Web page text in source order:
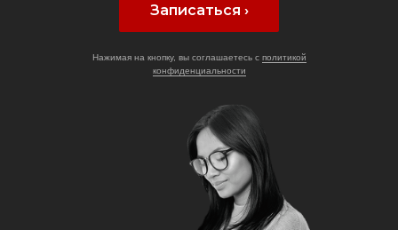
Записаться ›
Нажимая на кнопку, вы соглашаетесь с политикой
конфиденциальности